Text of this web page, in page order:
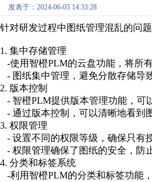
发表于：2024-06-05 14:33:28
针对研发过程中图纸管理混乱的问
1. 集中存储管理
-使用智橙PLM的云盘功能，将所
- 图纸集中管理，避免分散存储导
2. 版本控制
- 智橙PLM提供版本管理功能，可
- 通过版本控制，可以清晰地看到
3. 权限管理
- 设置不同的权限等级，确保只有
- 权限管理确保了图纸的安全，防
4. 分类和标签系统
-利用智橙PLM的分类和标签功能